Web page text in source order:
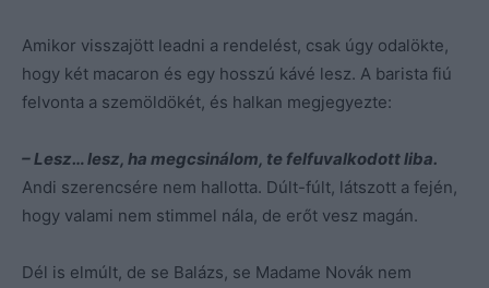
Amikor visszajött leadni a rendelést, csak úgy odalökte,
hogy két macaron és egy hosszú kávé lesz. A barista fiú
felvonta a szemöldökét, és halkan megjegyezte:
– Lesz… lesz, ha megcsinálom, te felfuvalkodott liba.
Andi szerencsére nem hallotta. Dúlt-fúlt, látszott a fején,
hogy valami nem stimmel nála, de erőt vesz magán.
Dél is elmúlt, de se Balázs, se Madame Novák nem